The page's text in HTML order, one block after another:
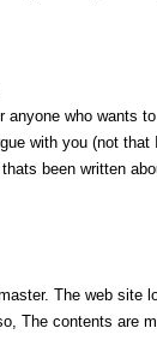
anyone who wants
with you (not
been written
The web site
The contents are